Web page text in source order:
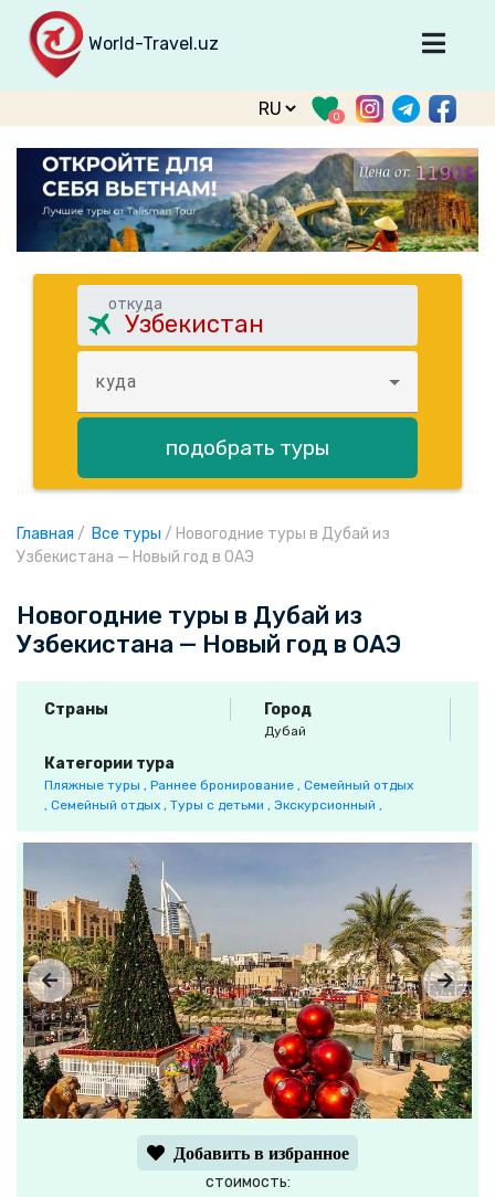
World-Travel.uz
Главная
Направления
Туры
Тур. фирмы
Табло прилета
О проекте
0
откуда
куда
подобрать туры
Главная / Все туры / Новогодние туры в Дубай из
Узбекистана — Новый год в ОАЭ
Новогодние туры в Дубай из
Узбекистана — Новый год в ОАЭ
Страны Город
Дубай
Категории тура
Пляжные туры , Раннее бронирование , Семейный отдых
, Семейный отдых , Туры с детьми , Экскурсионный ,
Добавить в избранное
стоимость: